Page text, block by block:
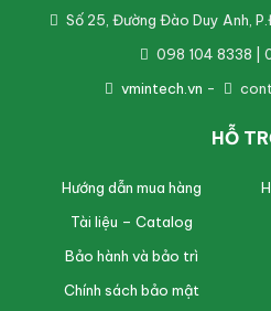
Số 25, Đường Đào Duy Anh,
098 104 8338 |
vmintech.vn -
HỖ
Hướng dẫn mua hàng
Tài liệu – Catalog
Bảo hành và bảo trì
Chính sách bảo mật